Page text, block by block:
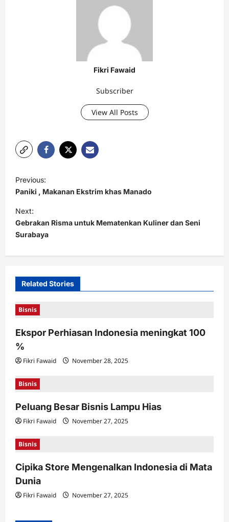
Fikri Fawaid
Subscriber
View All Posts
o
s
t
n
a
a
t
i
o
n
Previous:
Paniki , Makanan Ekstrim khas Manado
Next:
Gebrakan Risma untuk Mematenkan Kuliner dan Seni
Surabaya
Related Stories
Bisnis
Ekspor Perhiasan Indonesia meningkat 100
%
Fikri Fawaid November 28, 2025
Bisnis
Peluang Besar Bisnis Lampu Hias
Fikri Fawaid November 27, 2025
Bisnis
Cipika Store Mengenalkan Indonesia di Mata
Dunia
Fikri Fawaid November 27, 2025